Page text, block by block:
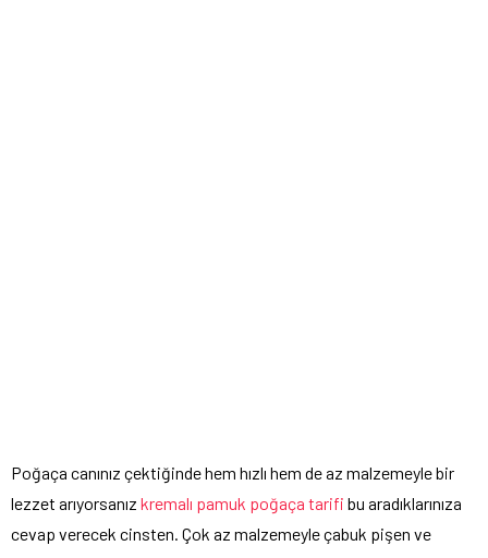
Poğaça canınız çektiğinde hem hızlı hem de az malzemeyle bir
lezzet arıyorsanız kremalı pamuk poğaça tarifi bu aradıklarınıza
cevap verecek cinsten. Çok az malzemeyle çabuk pişen ve